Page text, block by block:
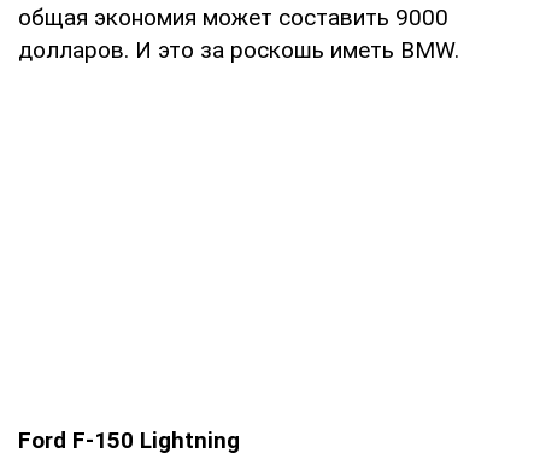
общая экономия может составить 9000
долларов. И это за роскошь иметь BMW.
Ford F-150 Lightning